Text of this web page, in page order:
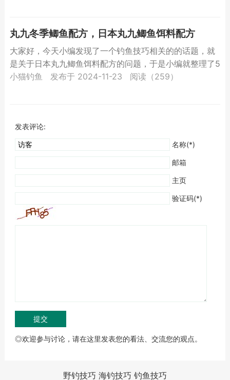
丸九冬季鲫鱼配方，日本丸九鲫鱼饵料配方
大家好，今天小编发现了一个钓鱼技巧相关的的话题，就
是关于日本丸九鲫鱼饵料配方的问题，于是小编就整理了5
个相关介绍日本丸九鲫鱼饵料配方的解答，让我们一起看
小猫钓鱼 发布于 2024-11-23 阅读（259）
发表评论:
名称(*)
邮箱
主页
验证码(*)
◎欢迎参与讨论，请在这里发表您的看法、交流您的观点。
野钓技巧 海钓技巧 钓鱼技巧